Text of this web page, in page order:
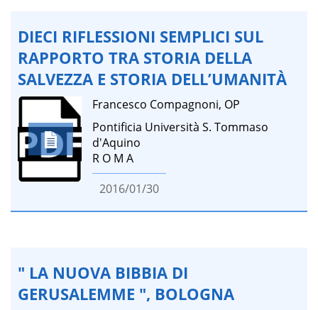
DIECI RIFLESSIONI SEMPLICI SUL
RAPPORTO TRA STORIA DELLA
SALVEZZA E STORIA DELL’UMANITÀ
Francesco Compagnoni, OP
Pontificia Università S. Tommaso
d'Aquino
R O M A
2016/01/30
" LA NUOVA BIBBIA DI
GERUSALEMME ", BOLOGNA